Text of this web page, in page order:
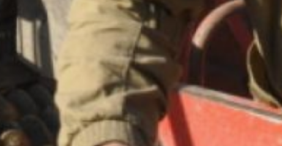
с научными
региона доступны различные
включая гранты
Гранты позволяют
строить или
производственные
и закупать необходимое
Субсидии же помогают
до 50% затрат
сельхозтехники. Эти
хозяйства